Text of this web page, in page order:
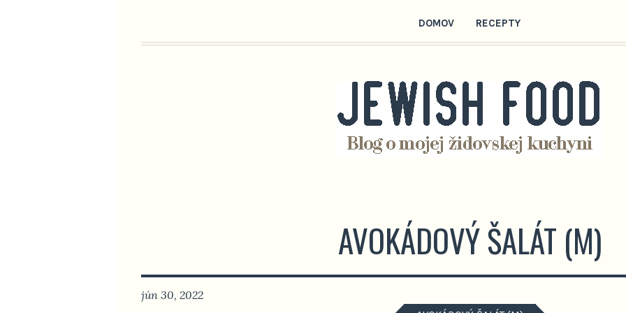
DOMOV RECEPTY
AVOKÁDOVÝ ŠALÁT (M)
jún 30, 2022